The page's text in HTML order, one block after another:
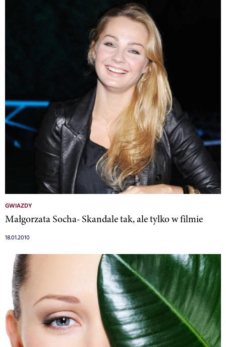
GWIAZDY
Małgorzata Socha- Skandale tak, ale tylko w filmie
18.01.2010